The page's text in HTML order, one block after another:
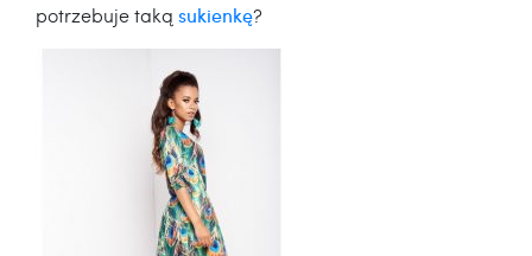
potrzebuje taką sukienkę?